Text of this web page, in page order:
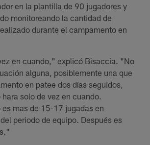
en la plantilla de 90 jugadores y
monitoreando la cantidad de
durante el campamento en
en cuando," explicó Bisaccia. "No
alguna, posiblemente una que
en patee dos días seguidos,
solo de vez en cuando.
mas de 15-17 jugadas en
periodo de equipo. Después es